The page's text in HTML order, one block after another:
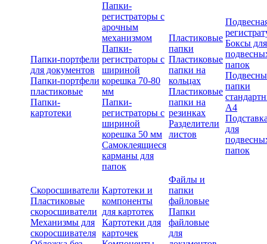
Папки-портфели
для документов
Папки-портфели
пластиковые
Папки-
картотеки
Папки-
регистраторы с
арочным
механизмом
Папки-
регистраторы с
шириной
корешка 70-80
мм
Папки-
регистраторы с
шириной
корешка 50 мм
Самоклеящиеся
карманы для
папок
Пластиковые
папки
Пластиковые
папки на
кольцах
Пластиковые
папки на
резинках
Разделители
листов
Боксы для
папок
папки
А4
для
папок
Скоросшиватели
Пластиковые
скоросшиватели
Механизмы для
скоросшивателя
Картотеки и
компоненты
для картотек
Картотеки для
карточек
Файлы и
папки
файловые
Папки
файловые
для